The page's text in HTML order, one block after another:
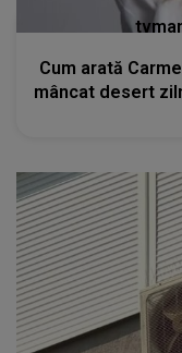
Cum arată
mâncat desert